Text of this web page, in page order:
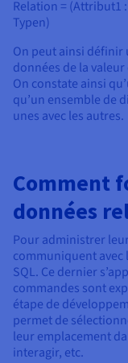
Relation = (Attribut1
Typen)
On peut ainsi définir
données de la valeur
On constate ainsi
qu’un ensemble de
unes avec les autres.
Comment
données
Pour administrer
communiquent avec
SQL. Ce dernier
commandes sont
étape de
permet de
leur emplacement
interagir, etc.